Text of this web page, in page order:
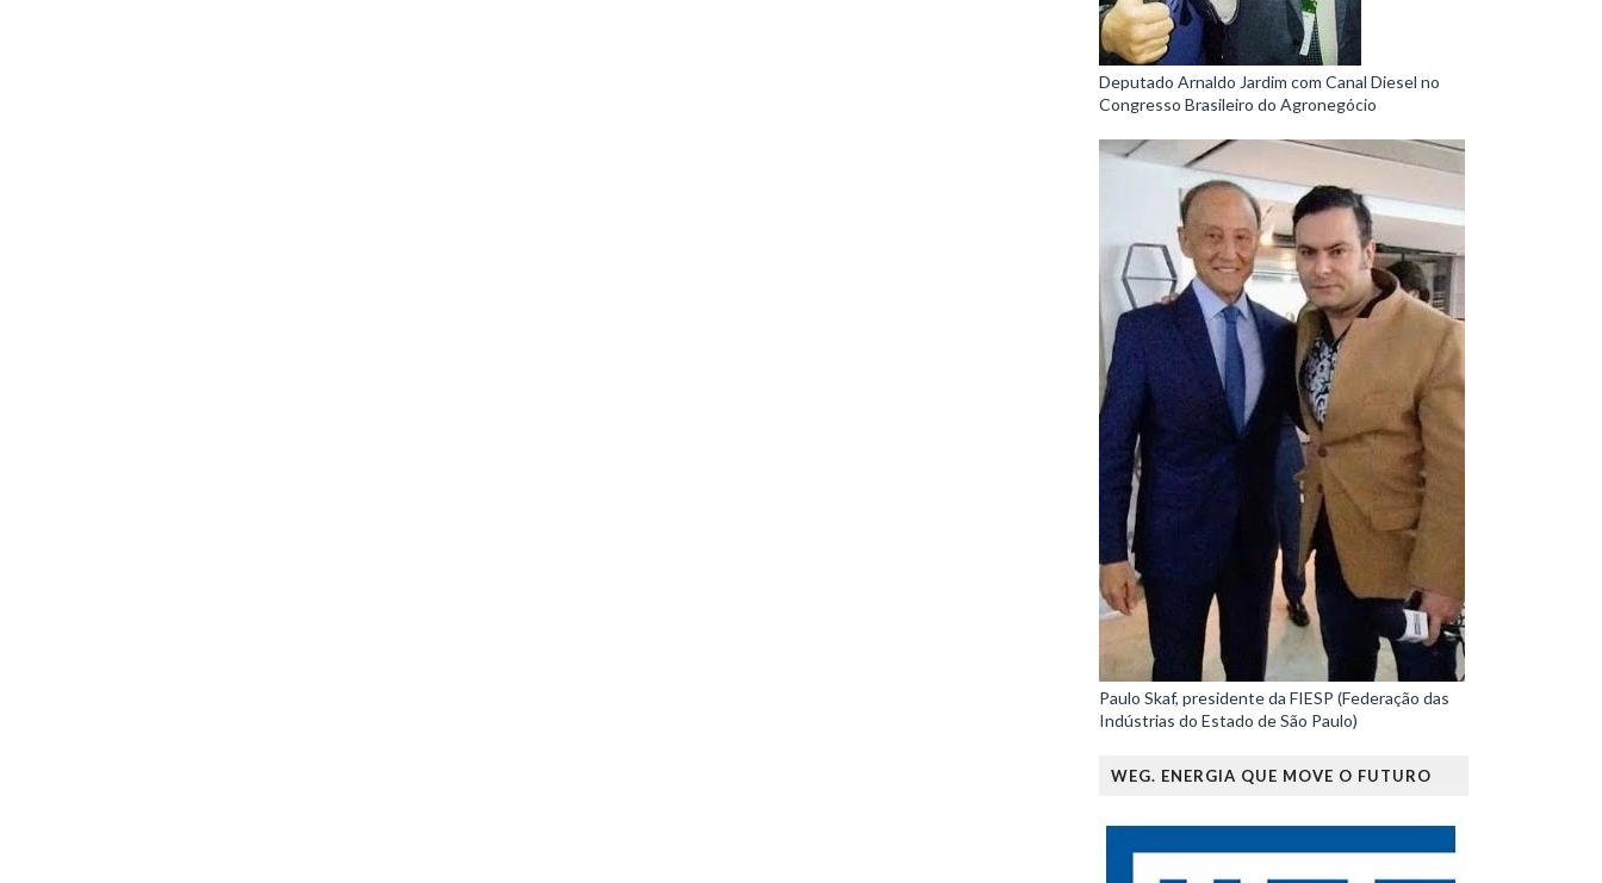
Deputado Arnaldo Jardim com Canal Diesel no
Congresso Brasileiro do Agronegócio
Paulo Skaf, presidente da FIESP (Federação das
Indústrias do Estado de São Paulo)
WEG. ENERGIA QUE MOVE O FUTURO